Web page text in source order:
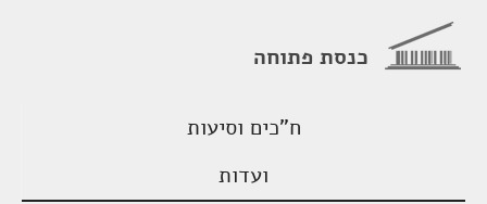
כנסת פתוחה
ח"כים וסיעות
ועדות